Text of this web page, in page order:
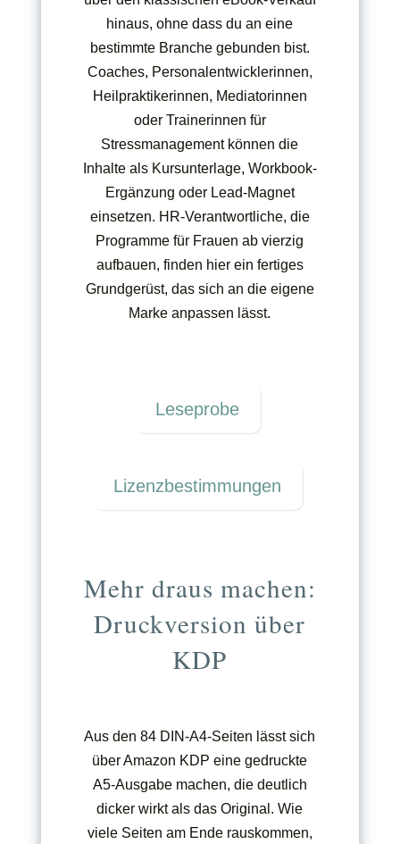
hinaus, ohne dass du an eine
bestimmte Branche gebunden bist.
Coaches, Personalentwicklerinnen,
Heilpraktikerinnen, Mediatorinnen
oder Trainerinnen für
Stressmanagement können die
Inhalte als Kursunterlage, Workbook-
Ergänzung oder Lead-Magnet
einsetzen. HR-Verantwortliche, die
Programme für Frauen ab vierzig
aufbauen, finden hier ein fertiges
Grundgerüst, das sich an die eigene
Marke anpassen lässt.
Leseprobe
Lizenzbestimmungen
Mehr draus machen:
Druckversion über
KDP
Aus den 84 DIN-A4-Seiten lässt sich
über Amazon KDP eine gedruckte
A5-Ausgabe machen, die deutlich
dicker wirkt als das Original. Wie
viele Seiten am Ende rauskommen,